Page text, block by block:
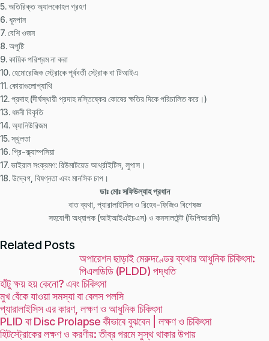
5. অতিরিক্ত অ্যালকোহল গ্রহণ
6. ধূমপান
7. বেশি ওজন
8. অপুষ্টি
9. কায়িক পরিশ্রম না করা
10. হেমোরেজিক স্ট্রোকে পূর্ববর্তী স্ট্রোক বা টিআইএ
11. কোয়াগুলোপ্যাথি
12. প্রদাহ (দীর্ঘস্থায়ী প্রদাহ মস্তিষ্কের কোষের ক্ষতির দিকে পরিচালিত করে।)
13. ধমনী বিকৃতি
14. অ্যানিউরিজম
15. স্থূলতা
16. প্রি-ক্ল্যাম্পসিয়া
17. ভাইরাল সংক্রমণ: রিউমাটয়েড আর্থ্রাইটিস, লুপাস।
18. উদ্বেগ, বিষণ্নতা এবং মানসিক চাপ।
ডাঃ মোঃ সফিউল্যাহ প্রধান
বাত ব্যথা, প্যারালাইসিস ও রিহেব-ফিজিও বিশেষজ্ঞ
সহযোগী অধ্যাপক (আইআইএইচএস) ও কনসালটেন্ট (ডিপিআরসি)
Related Posts
অপারেশন ছাড়াই মেরুদণ্ডের ব্যথার আধুনিক চিকিৎসা:
পিএলডিডি (PLDD) পদ্ধতি
হাঁটু ক্ষয় হয় কেনো? এবং চিকিৎসা
মুখ বেঁকে যাওয়া সমস্যা বা বেলস পলসি
প্যারালাইসিস এর কারণ, লক্ষণ ও আধুনিক চিকিৎসা
PLID বা Disc Prolapse কীভাবে বুঝবেন | লক্ষণ ও চিকিৎসা
হিটস্ট্রোকের লক্ষণ ও করণীয়: তীব্র গরমে সুস্থ থাকার উপায়